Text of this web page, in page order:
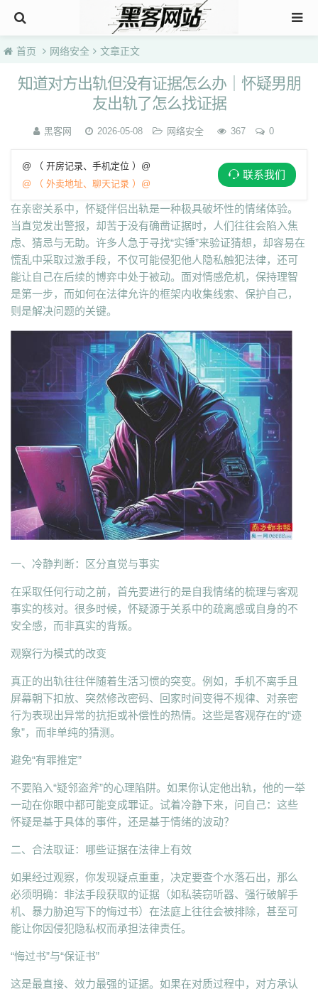
首页 网络安全 文章正文
知道对方出轨但没有证据怎么办｜怀疑男朋
友出轨了怎么找证据
黑客网 2026-05-08 网络安全 367 0
@ （ 开房记录、手机定位 ）@
@ （ 外卖地址、聊天记录 ）@
联系我们
在亲密关系中，怀疑伴侣出轨是一种极具破坏性的情绪体验。
当直觉发出警报，却苦于没有确凿证据时，人们往往会陷入焦
虑、猜忌与无助。许多人急于寻找“实锤”来验证猜想，却容易在
慌乱中采取过激手段，不仅可能侵犯他人隐私触犯法律，还可
能让自己在后续的博弈中处于被动。面对情感危机，保持理智
是第一步，而如何在法律允许的框架内收集线索、保护自己，
则是解决问题的关键。
一、冷静判断：区分直觉与事实
在采取任何行动之前，首先要进行的是自我情绪的梳理与客观
事实的核对。很多时候，怀疑源于关系中的疏离感或自身的不
安全感，而非真实的背叛。
观察行为模式的改变
真正的出轨往往伴随着生活习惯的突变。例如，手机不离手且
屏幕朝下扣放、突然修改密码、回家时间变得不规律、对亲密
行为表现出异常的抗拒或补偿性的热情。这些是客观存在的“迹
象”，而非单纯的猜测。
避免“有罪推定”
不要陷入“疑邻盗斧”的心理陷阱。如果你认定他出轨，他的一举
一动在你眼中都可能变成罪证。试着冷静下来，问自己：这些
怀疑是基于具体的事件，还是基于情绪的波动？
二、合法取证：哪些证据在法律上有效
如果经过观察，你发现疑点重重，决定要查个水落石出，那么
必须明确：非法手段获取的证据（如私装窃听器、强行破解手
机、暴力胁迫写下的悔过书）在法庭上往往会被排除，甚至可
能让你因侵犯隐私权而承担法律责任。
“悔过书”与“保证书”
这是最直接、效力最强的证据。如果在对质过程中，对方承认